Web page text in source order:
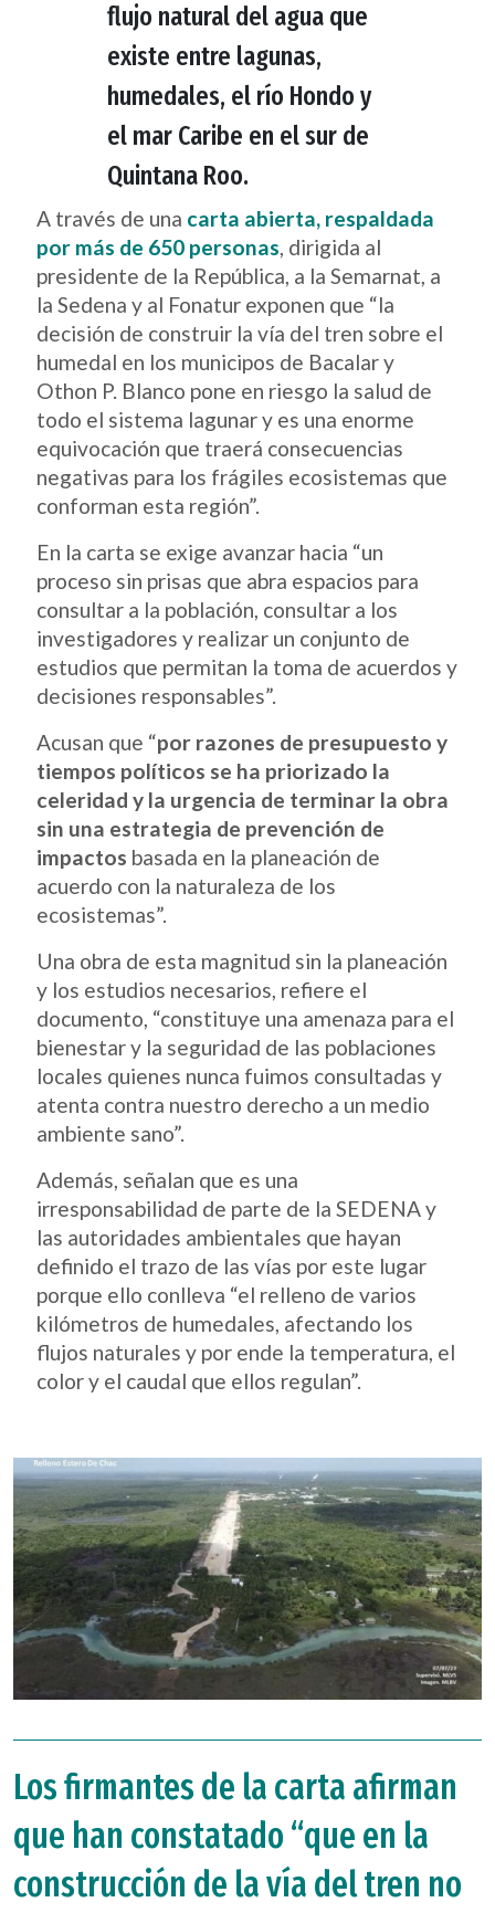
flujo natural del agua que
existe entre lagunas,
humedales, el río Hondo y
el mar Caribe en el sur de
Quintana Roo.
A través de una carta abierta, respaldada
por más de 650 personas, dirigida al
presidente de la República, a la Semarnat, a
la Sedena y al Fonatur exponen que “la
decisión de construir la vía del tren sobre el
humedal en los municipos de Bacalar y
Othon P. Blanco pone en riesgo la salud de
todo el sistema lagunar y es una enorme
equivocación que traerá consecuencias
negativas para los frágiles ecosistemas que
conforman esta región”.
En la carta se exige avanzar hacia “un
proceso sin prisas que abra espacios para
consultar a la población, consultar a los
investigadores y realizar un conjunto de
estudios que permitan la toma de acuerdos y
decisiones responsables”.
Acusan que “por razones de presupuesto y
tiempos políticos se ha priorizado la
celeridad y la urgencia de terminar la obra
sin una estrategia de prevención de
impactos basada en la planeación de
acuerdo con la naturaleza de los
ecosistemas”.
Una obra de esta magnitud sin la planeación
y los estudios necesarios, refiere el
documento, “constituye una amenaza para el
bienestar y la seguridad de las poblaciones
locales quienes nunca fuimos consultadas y
atenta contra nuestro derecho a un medio
ambiente sano”.
Además, señalan que es una
irresponsabilidad de parte de la SEDENA y
las autoridades ambientales que hayan
definido el trazo de las vías por este lugar
porque ello conlleva “el relleno de varios
kilómetros de humedales, afectando los
flujos naturales y por ende la temperatura, el
color y el caudal que ellos regulan”.
Los firmantes de la carta afirman
que han constatado “que en la
construcción de la vía del tren no